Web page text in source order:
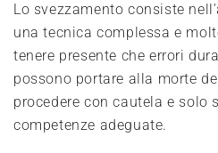
Lo svezzamento consiste
una tecnica complessa e
tenere presente che errori
possono portare alla morte
procedere con cautela e solo
competenze adeguate.